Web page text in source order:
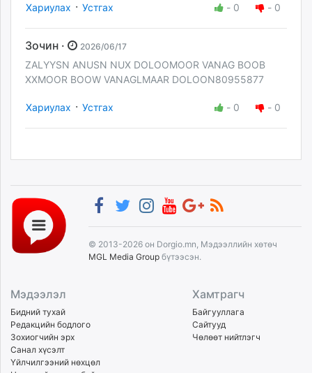
Хариулах · Устгах - 0 - 0
Зочин · 2026/06/17
ZALYYSN ANUSN NUX DOLOOMOOR VANAG BOOB
XXMOOR BOOW VANAGLMAAR DOLOON80955877
Хариулах · Устгах - 0 - 0
© 2013-2026 он Dorgio.mn, Мэдээллийн хөтөч
MGL Media Group бүтээсэн.
Мэдээлэл
Бидний тухай
Редакцийн бодлого
Зохиогчийн эрх
Санал хүсэлт
Үйлчилгээний нөхцөл
Хамтрагч
Байгууллага
Сайтууд
Чөлөөт нийтлэгч